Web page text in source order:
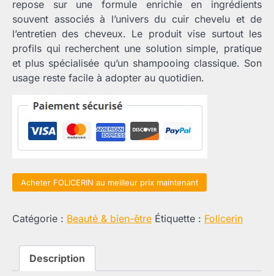
repose sur une formule enrichie en ingrédients
souvent associés à l’univers du cuir chevelu et de
l’entretien des cheveux. Le produit vise surtout les
profils qui recherchent une solution simple, pratique
et plus spécialisée qu’un shampooing classique. Son
usage reste facile à adopter au quotidien.
Acheter FOLICERIN au meilleur prix maintenant
Catégorie : Beauté & bien-être Étiquette : Folicerin
Description